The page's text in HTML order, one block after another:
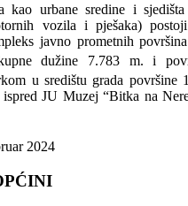
kao urbane sredine i
vozila i pješaka)
javno prometnih
dužine 7.783 m. i
u središtu grada površine
JU Muzej “Bitka na
2024